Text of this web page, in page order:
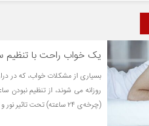
یک خواب راحت با تنظیم
بسیاری از مشکلات خواب، که در
روزانه می شوند، از تنظیم
(چرخه‌ی ۲۴ ساعته) تحت تاثیر نور و تاریکی، به بدن القا می کند که در شب قرار دارد [...]